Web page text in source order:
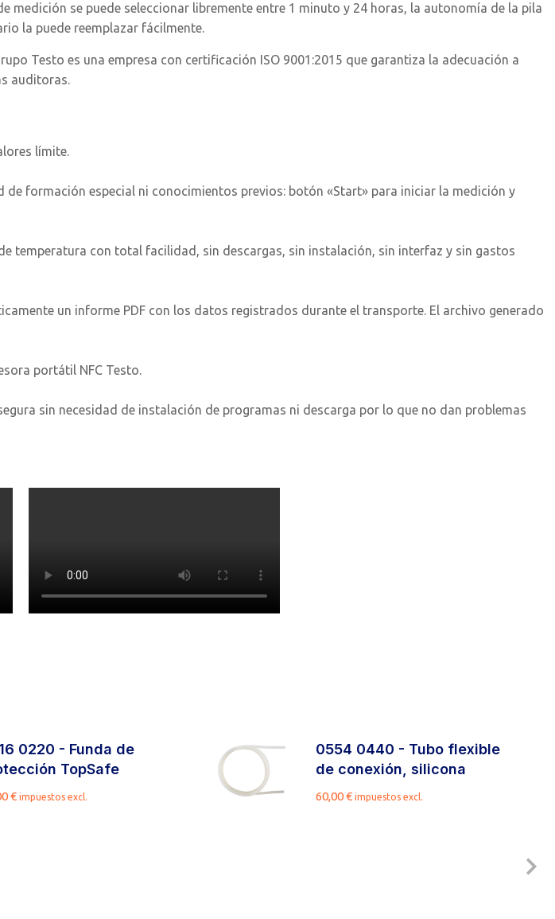
se puede seleccionar libremente entre 1 minuto y 24 horas, la autonomía de la pila
la puede reemplazar fácilmente.
Testo es una empresa con certificación ISO 9001:2015 que garantiza la adecuación a
auditoras.
límite.
formación especial ni conocimientos previos: botón «Start» para iniciar la medición y
temperatura con total facilidad, sin descargas, sin instalación, sin interfaz y sin gastos
un informe PDF con los datos registrados durante el transporte. El archivo generado
portátil NFC Testo.
sin necesidad de instalación de programas ni descarga por lo que no dan problemas
0220 - Funda de
TopSafe
€ impuestos excl.
0554 0440 - Tubo flexible
de conexión, silicona
60,00€ impuestos excl.